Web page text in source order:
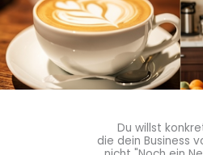
Wie mehr Partizipation gelingen
Vernetzungsstellen
Bildungsmaterialien, Aktionen
veranschaulichen sie, wie
Du willst
die dein Business